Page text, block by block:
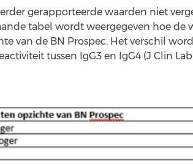
gerapporteerde waarden niet
tabel wordt weergegeven hoe de
van de BN Prospec. Het verschil
tussen IgG3 en IgG4 (J Clin